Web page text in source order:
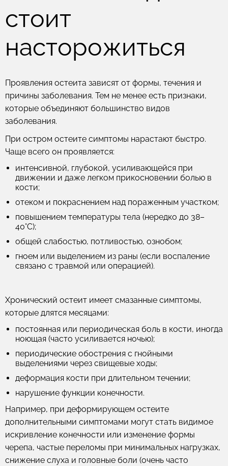
стоит
насторожиться
Проявления остеита зависят от формы, течения и
причины заболевания. Тем не менее есть признаки,
которые объединяют большинство видов
заболевания.
При остром остеите симптомы нарастают быстро.
Чаще всего он проявляется:
интенсивной, глубокой, усиливающейся при
движении и даже легком прикосновении болью в
кости;
отеком и покраснением над пораженным участком;
повышением температуры тела (нередко до 38–
40°C);
общей слабостью, потливостью, ознобом;
гноем или выделением из раны (если воспаление
связано с травмой или операцией).
Хронический остеит имеет смазанные симптомы,
которые длятся месяцами:
постоянная или периодическая боль в кости, иногда
ноющая (часто усиливается ночью);
периодические обострения с гнойными
выделениями через свищевые ходы;
деформация кости при длительном течении;
нарушение функции конечности.
Например, при деформирующем остеите
дополнительными симптомами могут стать видимое
искривление конечности или изменение формы
черепа, частые переломы при минимальных нагрузках,
снижение слуха и головные боли (очень часто